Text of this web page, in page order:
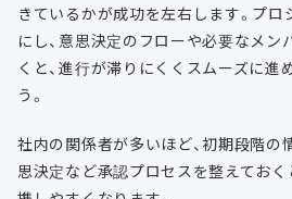
きているかが成功を左右します。プ
にし、意思決定のフローや必要なメ
くと、進行が滞りにくくスムーズに進
う。
社内の関係者が多いほど、初期段階の
思決定など承認プロセスを整えてお